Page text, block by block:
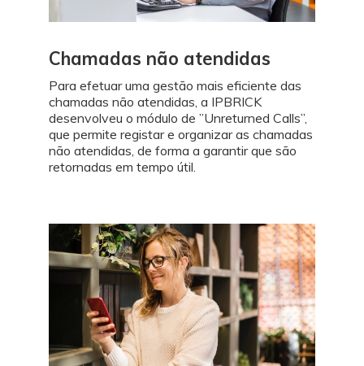
Chamadas não atendidas
Para efetuar uma gestão mais eficiente das
chamadas não atendidas, a IPBRICK
desenvolveu o módulo de ”Unreturned Calls”,
que permite registar e organizar as chamadas
não atendidas, de forma a garantir que são
retornadas em tempo útil.